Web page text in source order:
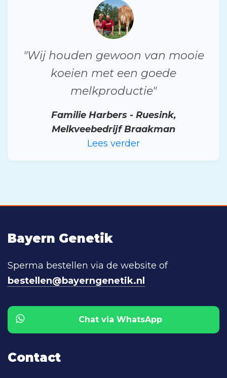
"Wij houden gewoon van mooie
koeien met een goede
melkproductie"
Familie Harbers - Ruesink,
Melkveebedrijf Braakman
Lees verder
Bayern Genetik
Sperma bestellen via de website of
bestellen@bayerngenetik.nl
Chat via WhatsApp
Contact